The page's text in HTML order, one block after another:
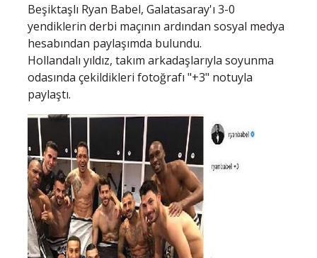
Beşiktaşlı Ryan Babel, Galatasaray'ı 3-0
yendiklerin derbi maçının ardından sosyal medya
hesabından paylaşımda bulundu.
Hollandalı yıldız, takım arkadaşlarıyla soyunma
odasında çekildikleri fotoğrafı "+3" notuyla
paylaştı.